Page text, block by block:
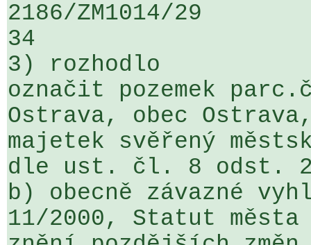
2186/ZM1014/29
34
3) rozhodlo
označit pozemek
Ostrava, obec
majetek svěřený
dle ust. čl. 8 odst.
b) obecně závazné
11/2000, Statut